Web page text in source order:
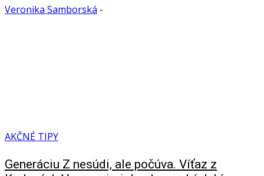
Veronika Samborská -
AKČNÉ TIPY
Generáciu Z nesúdi, ale počúva. Víťaz z